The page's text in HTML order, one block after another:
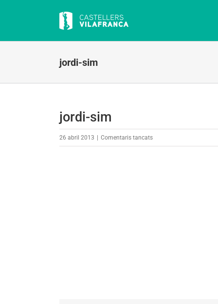
jordi-sim
jordi-sim
26 abril 2013 Comentaris tancatsa